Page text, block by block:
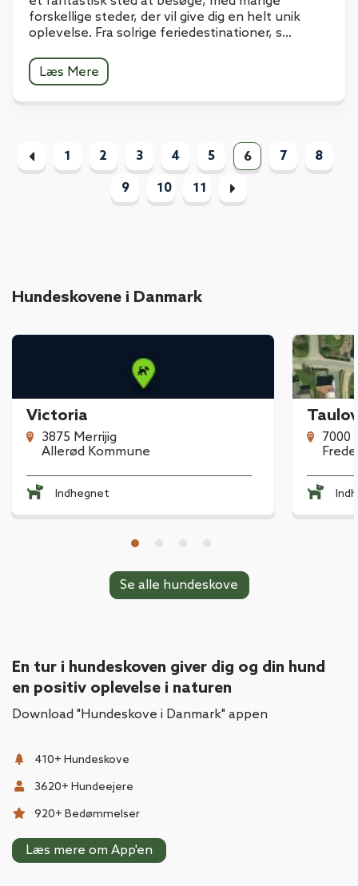
forskellige steder, der vil give dig en helt unik
oplevelse. Fra solrige feriedestinationer, s...
Læs Mere
1 2 3 4 5 6 7 8
9 10 11
En tur i hundeskoven giver dig og din hund
en positiv oplevelse i naturen
Download "Hundeskove i Danmark" appen
410+ Hundeskove
3620+ Hundeejere
920+ Bedømmelser
Læs mere om App'en
Hundeskovene i Danmark
Victoria
3875 Merrijig
Allerød Kommune
Indhegnet
7000
Se alle hundeskove